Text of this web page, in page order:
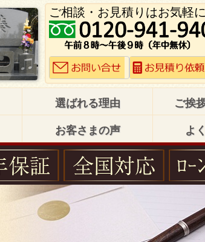
ご相談・お見積りはお気軽に
選ばれる理由 ご挨
お客さまの声 よ